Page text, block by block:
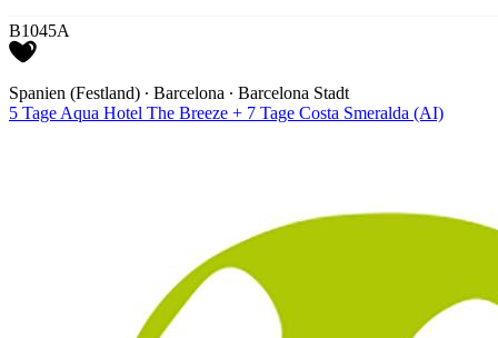
B1045A
Spanien (Festland) ∙ Barcelona ∙ Barcelona Stadt
5 Tage Aqua Hotel The Breeze + 7 Tage Costa Smeralda (AI)